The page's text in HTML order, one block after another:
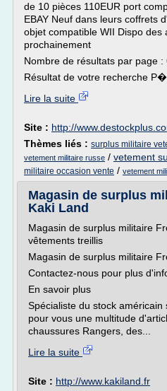
de 10 pièces 110EUR port
EBAY Neuf dans leurs coffrets
objet compatible WII Dispo
prochainement
Nombre de résultats par page :
Résultat de votre recherche
Lire la suite
Site : http://
Thèmes liés : surplus militaire
vetement militaire russe / vetement
militaire occasion vente / vetement
Magasin de surplus
Kaki Land
Magasin de surplus militaire
vêtements treillis
Magasin de surplus militaire
Contactez-nous pour plus
En savoir plus
Spécialiste du stock
pour vous une multitude
chaussures Rangers, des...
Lire la suite
Site : http://www.kakiland.fr